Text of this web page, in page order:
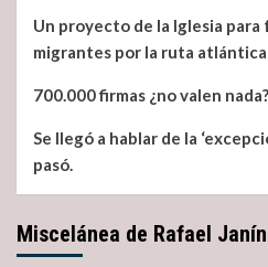
Un proyecto de la Iglesia
migrantes por la ruta atlántica
700.000 firmas ¿no valen nada?
Se llegó a hablar de la
pasó.
Miscelánea de Rafael Janín
Miscelánea Noticias